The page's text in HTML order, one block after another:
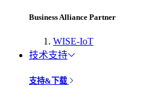
Business Alliance Partner
WISE-IoT
技术支持
支持&下载